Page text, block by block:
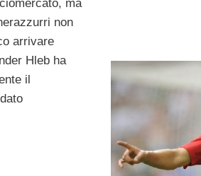
ma
non
arrivare
Hleb ha
il